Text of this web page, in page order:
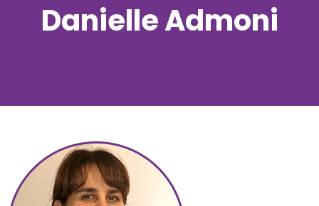
Danielle Admoni